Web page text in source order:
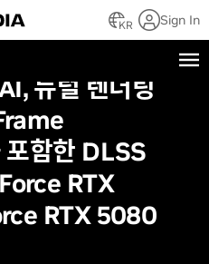
KR Sign In
뉴럴 렌더링
함한 DLSS
RTX
RTX 5080